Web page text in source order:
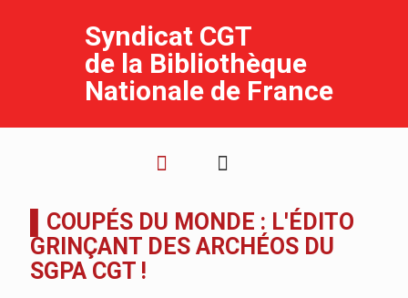
Syndicat CGT
de la Bibliothèque
Nationale de France
▌COUPÉS DU MONDE : L'ÉDITO
GRINÇANT DES ARCHÉOS DU
SGPA CGT !